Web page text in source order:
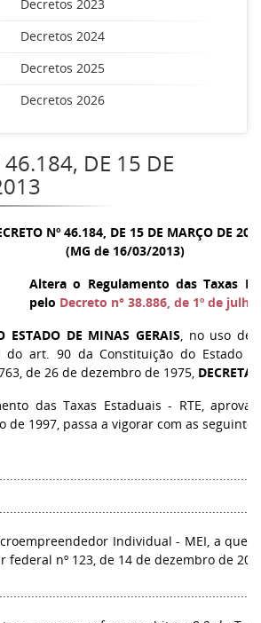
Decretos 2023
Decretos 2024
Decretos 2025
Decretos 2026
46.184, DE 15 DE
Nº 46.184, DE 15 DE MARÇO DE
(MG de 16/03/2013)
Altera o Regulamento das Taxas
pelo Decreto n° 38.886, de 1º de
ESTADO DE MINAS GERAIS, no uso de
do art. 90 da Constituição do Estado
de 26 de dezembro de 1975, DECRETA:
das Taxas Estaduais - RTE,
de 1997, passa a vigorar com as
Individual - MEI, a que
federal nº 123, de 14 de dezembro de